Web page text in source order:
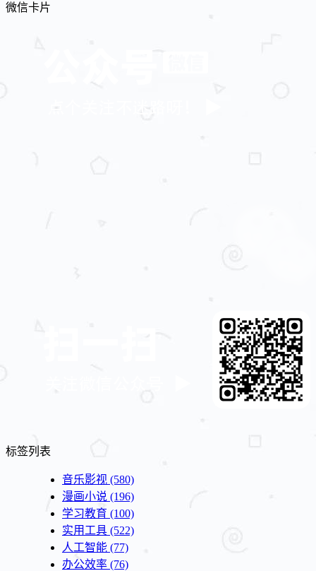
微信卡片
标签列表
音乐影视 (580)
漫画小说 (196)
学习教育 (100)
实用工具 (522)
人工智能 (77)
办公效率 (76)